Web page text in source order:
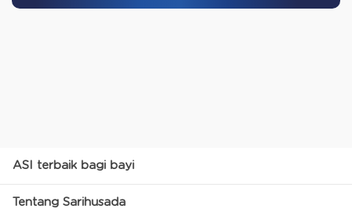
ASI terbaik bagi bayi
Tentang Sarihusada